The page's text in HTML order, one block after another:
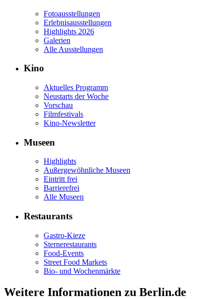
Fotoausstellungen
Erlebnisausstellungen
Highlights 2026
Galerien
Alle Ausstellungen
Kino
Aktuelles Programm
Neustarts der Woche
Vorschau
Filmfestivals
Kino-Newsletter
Museen
Highlights
Außergewöhnliche Museen
Eintritt frei
Barrierefrei
Alle Museen
Restaurants
Gastro-Kieze
Sternerestaurants
Food-Events
Street Food Markets
Bio- und Wochenmärkte
Weitere Informationen zu Berlin.de